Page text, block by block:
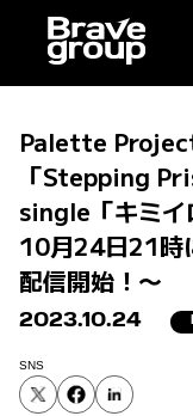
Palette
「Stepping
single「キミイ
10月24日21時
配信開始！〜
2023.10.24
SNS